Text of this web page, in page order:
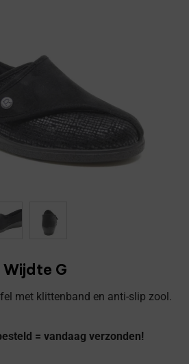
Wijdte G
met klittenband en anti-slip zool.
= vandaag verzonden!